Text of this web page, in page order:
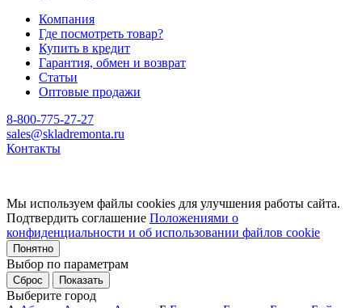
Компания
Где посмотреть товар?
Купить в кредит
Гарантия, обмен и возврат
Статьи
Оптовые продажи
8-800-775-27-27
sales@skladremonta.ru
Контакты
Мы используем файлы cookies для улучшения работы сайта.
Подтвердить соглашение Положениями о
конфиденциальности и об использовании файлов cookie
Понятно
Выбор по параметрам
Сброс Показать
Выберите город